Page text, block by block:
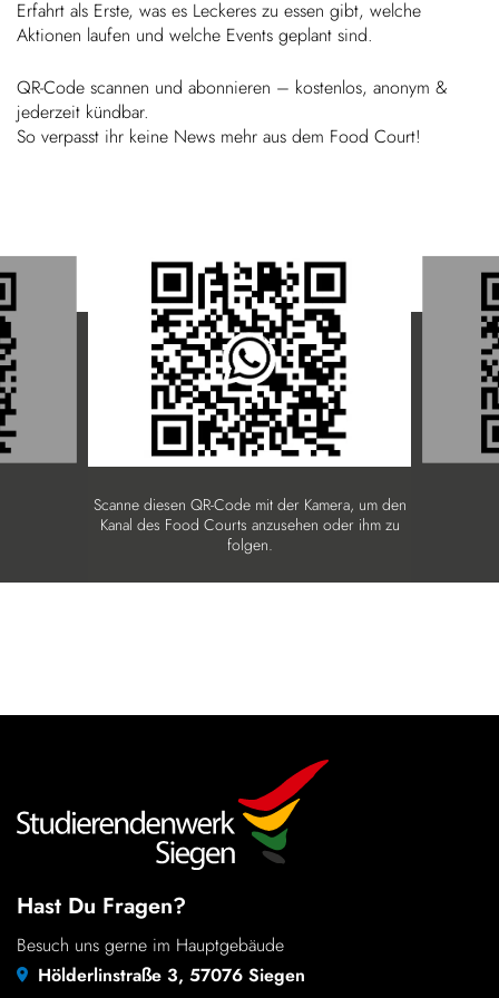
FARBE
Kinder
Über uns
Karriere
50 Jahre
Erfahrt als Erste, was es Leckeres zu essen gibt, welche
Aktionen laufen und welche Events geplant sind.
QR-Code scannen und abon­nieren – kostenlos, anonym &
jeder­zeit kündbar.
So verpasst ihr keine News mehr aus dem Food Court!
Scanne diesen QR-Code mit der Kamera, um den
Kanal des Food Courts anzu­sehen oder ihm zu
folgen.
Hast Du Fragen?
Besuch uns gerne im Hauptgebäude
Hölderlinstraße 3, 57076 Siegen